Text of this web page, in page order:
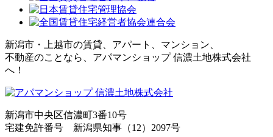
新潟市・上越市の賃貸、アパート、マンション、
不動産のことなら、アパマンショップ 信濃土地株式会社
へ！
新潟市中央区信濃町3番10号
宅建免許番号 新潟県知事（12）2097号